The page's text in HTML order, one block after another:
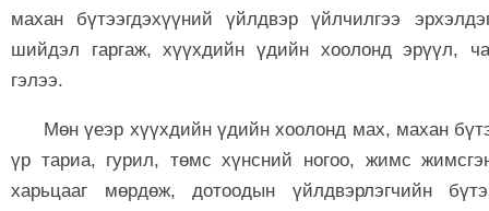
махан бүтээгдэхүүний үйлдвэр үйлчилгээ
шийдэл гаргаж, хүүхдийн үдийн хоолонд эрүүл,
гэлээ.
Мөн үеэр хүүхдийн үдийн хоолонд мах, махан
үр тариа, гурил, төмс хүнсний ногоо, жимс
харьцааг мөрдөж, дотоодын үйлдвэрлэгчийн